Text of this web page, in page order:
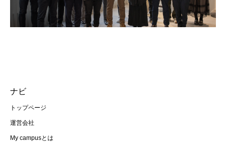
ナビ
トップページ
運営会社
My campusとは